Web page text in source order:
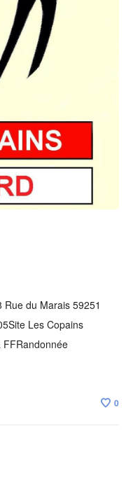
du Marais 59251
Les Copains
FFRandonnée
0